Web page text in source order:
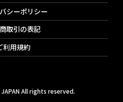
シーポリシー
取引の表記
利用規約
All rights reserved.